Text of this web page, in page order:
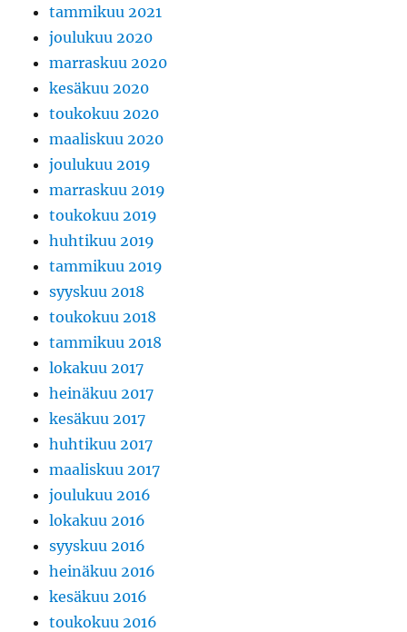
tammikuu 2021
joulukuu 2020
marraskuu 2020
kesäkuu 2020
toukokuu 2020
maaliskuu 2020
joulukuu 2019
marraskuu 2019
toukokuu 2019
huhtikuu 2019
tammikuu 2019
syyskuu 2018
toukokuu 2018
tammikuu 2018
lokakuu 2017
heinäkuu 2017
kesäkuu 2017
huhtikuu 2017
maaliskuu 2017
joulukuu 2016
lokakuu 2016
syyskuu 2016
heinäkuu 2016
kesäkuu 2016
toukokuu 2016